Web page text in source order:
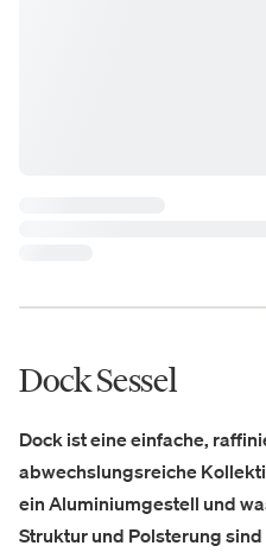
Dock Sessel
Dock ist eine einfache,
abwechslungsreiche
ein Aluminiumgestell und
Struktur und Polsterung